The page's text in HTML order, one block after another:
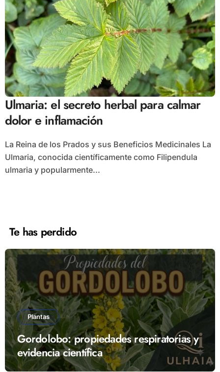
Ulmaria: el secreto herbal para calmar
dolor e inflamación
La Reina de los Prados y sus Beneficios Medicinales La
Ulmaria, conocida científicamente como Filipendula
ulmaria y popularmente...
Te has perdido
Plantas
Gordolobo: propiedades respiratorias y
evidencia científica